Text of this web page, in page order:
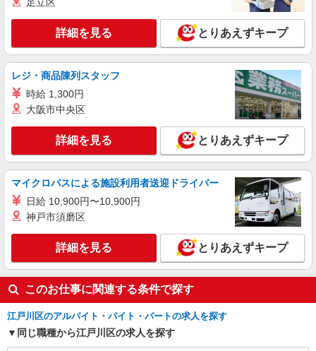
介護職員（ヘルパー）（介護助手）
月給272,000円
東京都江戸川区西葛西6-9-18
キープ 詳細を見る
介護付有料老人ホーム ソラスト江戸川グリーンパーク/1380000233-
007
東京都江戸川区中央1-21-11
キープ 詳細を見る
詳細を見る とりあえずキープ
レジ・商品陳列スタッフ
時給 1,300円
大阪市中央区
詳細を見る とりあえずキープ
マイクロバスによる施設利用者送迎ドライバー
日給 10,900円〜10,900円
神戸市須磨区
詳細を見る とりあえずキープ
このお仕事に関連する条件で探す
江戸川区のアルバイト・バイト・パートの求人を探す
同じ職種から江戸川区の求人を探す